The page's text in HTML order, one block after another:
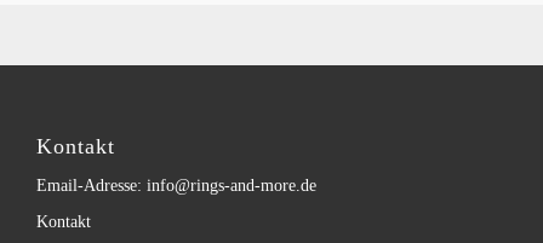
Kontakt
Email-Adresse: info@rings-and-more.de
Kontakt